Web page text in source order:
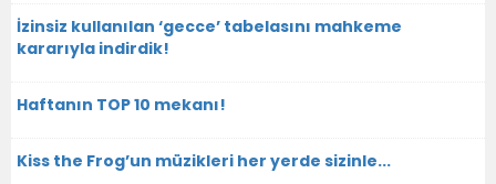
İzinsiz kullanılan ‘gecce’ tabelasını mahkeme
kararıyla indirdik!
Haftanın TOP 10 mekanı!
Kiss the Frog’un müzikleri her yerde sizinle...